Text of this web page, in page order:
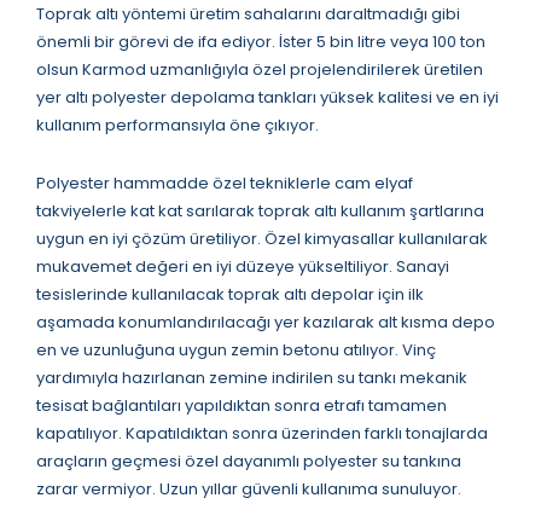
Toprak altı yöntemi üretim sahalarını daraltmadığı gibi
önemli bir görevi de ifa ediyor. İster 5 bin litre veya 100 ton
olsun Karmod uzmanlığıyla özel projelendirilerek üretilen
yer altı polyester depolama tankları yüksek kalitesi ve en iyi
kullanım performansıyla öne çıkıyor.
Polyester hammadde özel tekniklerle cam elyaf
takviyelerle kat kat sarılarak toprak altı kullanım şartlarına
uygun en iyi çözüm üretiliyor. Özel kimyasallar kullanılarak
mukavemet değeri en iyi düzeye yükseltiliyor. Sanayi
tesislerinde kullanılacak toprak altı depolar için ilk
aşamada konumlandırılacağı yer kazılarak alt kısma depo
en ve uzunluğuna uygun zemin betonu atılıyor. Vinç
yardımıyla hazırlanan zemine indirilen su tankı mekanik
tesisat bağlantıları yapıldıktan sonra etrafı tamamen
kapatılıyor. Kapatıldıktan sonra üzerinden farklı tonajlarda
araçların geçmesi özel dayanımlı polyester su tankına
zarar vermiyor. Uzun yıllar güvenli kullanıma sunuluyor.